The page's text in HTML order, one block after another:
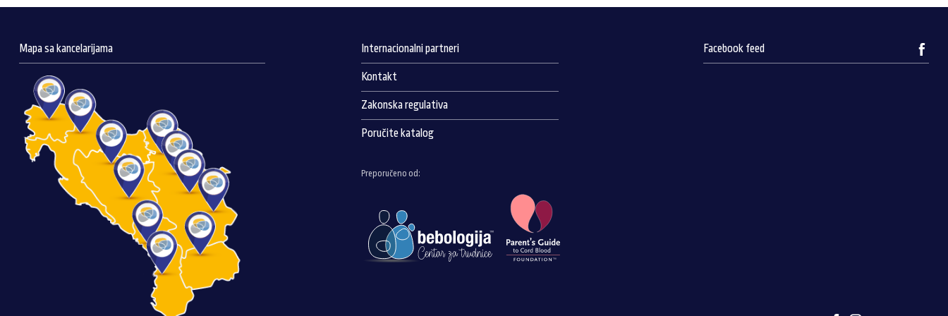
Mapa sa kancelarijama Internacionalni partneri
Kontakt
Zakonska regulativa
Poručite katalog
Preporučeno od:
Facebook feed